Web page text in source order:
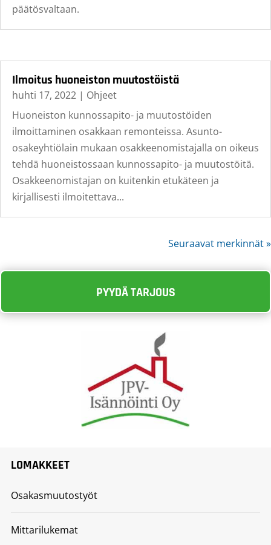
päätösvaltaan.
Ilmoitus huoneiston muutostöistä
huhti 17, 2022 | Ohjeet
Huoneiston kunnossapito- ja muutostöiden
ilmoittaminen osakkaan remonteissa. Asunto-
osakeyhtiölain mukaan osakkeenomistajalla on oikeus
tehdä huoneistossaan kunnossapito- ja muutostöitä.
Osakkeenomistajan on kuitenkin etukäteen ja
kirjallisesti ilmoitettava...
Seuraavat merkinnät »
PYYDÄ TARJOUS
LOMAKKEET
Osakasmuutostyöt
Mittarilukemat